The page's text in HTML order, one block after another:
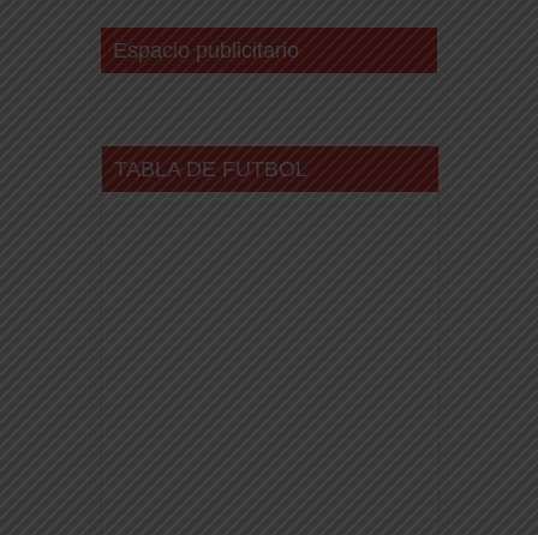
Espacio publicitario
TABLA DE FUTBOL